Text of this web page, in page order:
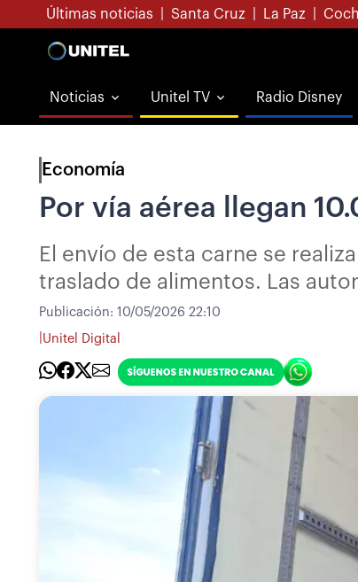
Últimas noticias Santa Cruz La Paz
Noticias Unitel TV Radio Disney
Economía
Por vía aérea llegan
El envío de esta carne se
traslado de alimentos. Las
Publicación: 10/05/2026 22:10
Unitel Digital